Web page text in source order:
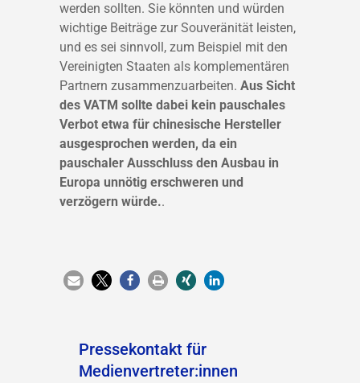
werden sollten. Sie könnten und würden
wichtige Beiträge zur Souveränität leisten,
und es sei sinnvoll, zum Beispiel mit den
Vereinigten Staaten als komplementären
Partnern zusammenzuarbeiten. Aus Sicht
des VATM sollte dabei kein pauschales
Verbot etwa für chinesische Hersteller
ausgesprochen werden, da ein
pauschaler Ausschluss den Ausbau in
Europa unnötig erschweren und
verzögern würde..
Pressekontakt für
Medienvertreter:innen